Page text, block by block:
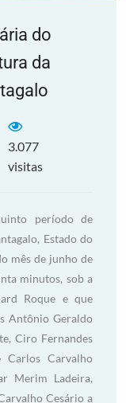
do
da
3.077
visitas
período de
Estado do
mês de junho de
minutos, sob a
Roque e que
Antônio Geraldo
Ciro Fernandes
Carlos Carvalho
Merim Ladeira,
Cesário a